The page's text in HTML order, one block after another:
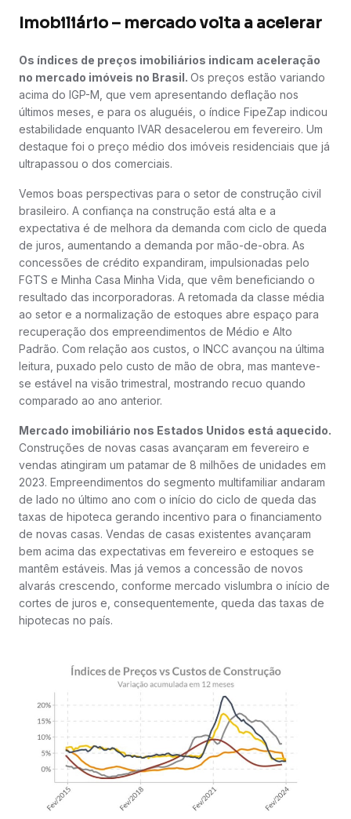
Imobiliário – mercado volta a acelerar
Os índices de preços imobiliários indicam aceleração
no mercado imóveis no Brasil. Os preços estão variando
acima do IGP-M, que vem apresentando deflação nos
últimos meses, e para os aluguéis, o índice FipeZap indicou
estabilidade enquanto IVAR desacelerou em fevereiro. Um
destaque foi o preço médio dos imóveis residenciais que já
ultrapassou o dos comerciais.
Vemos boas perspectivas para o setor de construção civil
brasileiro. A confiança na construção está alta e a
expectativa é de melhora da demanda com ciclo de queda
de juros, aumentando a demanda por mão-de-obra. As
concessões de crédito expandiram, impulsionadas pelo
FGTS e Minha Casa Minha Vida, que vêm beneficiando o
resultado das incorporadoras. A retomada da classe média
ao setor e a normalização de estoques abre espaço para
recuperação dos empreendimentos de Médio e Alto
Padrão. Com relação aos custos, o INCC avançou na última
leitura, puxado pelo custo de mão de obra, mas manteve-
se estável na visão trimestral, mostrando recuo quando
comparado ao ano anterior.
Mercado imobiliário nos Estados Unidos está aquecido.
Construções de novas casas avançaram em fevereiro e
vendas atingiram um patamar de 8 milhões de unidades em
2023. Empreendimentos do segmento multifamiliar andaram
de lado no último ano com o início do ciclo de queda das
taxas de hipoteca gerando incentivo para o financiamento
de novas casas. Vendas de casas existentes avançaram
bem acima das expectativas em fevereiro e estoques se
mantêm estáveis. Mas já vemos a concessão de novos
alvarás crescendo, conforme mercado vislumbra o início de
cortes de juros e, consequentemente, queda das taxas de
hipotecas no país.